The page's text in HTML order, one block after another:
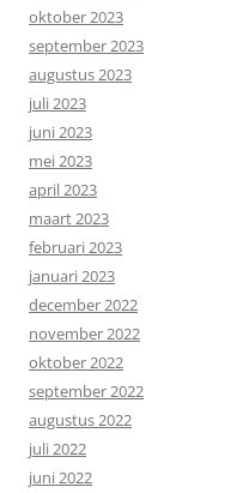
oktober 2023
september 2023
augustus 2023
juli 2023
juni 2023
mei 2023
april 2023
maart 2023
februari 2023
januari 2023
december 2022
november 2022
oktober 2022
september 2022
augustus 2022
juli 2022
juni 2022